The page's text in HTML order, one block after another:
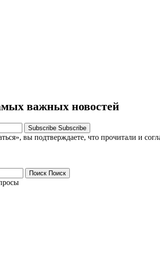
важных новостей
Subscribe Subscribe
вы подтверждаете, что прочитали и
Поиск Поиск